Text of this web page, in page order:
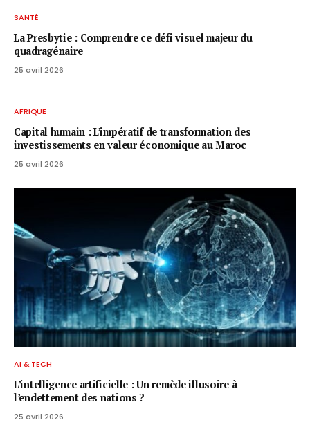
SANTÉ
La Presbytie : Comprendre ce défi visuel majeur du
quadragénaire
25 avril 2026
AFRIQUE
Capital humain : L’impératif de transformation des
investissements en valeur économique au Maroc
25 avril 2026
AI & TECH
L’intelligence artificielle : Un remède illusoire à
l’endettement des nations ?
25 avril 2026